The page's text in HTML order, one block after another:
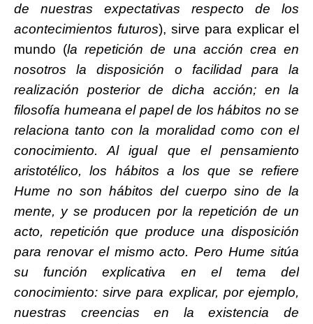
de nuestras expectativas respecto de los
acontecimientos futuros), sirve para explicar el
mundo (la repetición de una acción crea en
nosotros la disposición o facilidad para la
realización posterior de dicha acción; en la
filosofía humeana el papel de los hábitos no se
relaciona tanto con la moralidad como con el
conocimiento. Al igual que el pensamiento
aristotélico, los hábitos a los que se refiere
Hume no son hábitos del cuerpo sino de la
mente, y se producen por la repetición de un
acto, repetición que produce una disposición
para renovar el mismo acto. Pero Hume sitúa
su función explicativa en el tema del
conocimiento: sirve para explicar, por ejemplo,
nuestras creencias en la existencia de